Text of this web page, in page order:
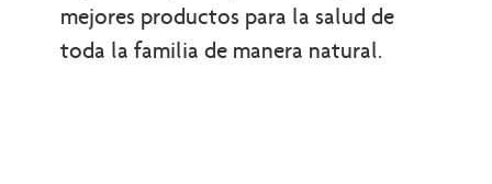
mejores productos para la salud de
toda la familia de manera natural.